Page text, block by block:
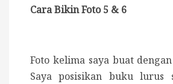
Cara Bikin Foto 5 & 6
Foto kelima saya buat
Saya posisikan buku lurus